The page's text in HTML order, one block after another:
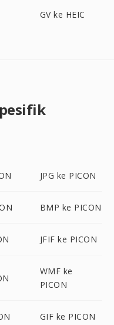
GV ke HEIC
JPG ke PICON
BMP ke PICON
JFIF ke PICON
WMF ke
PICON
GIF ke PICON